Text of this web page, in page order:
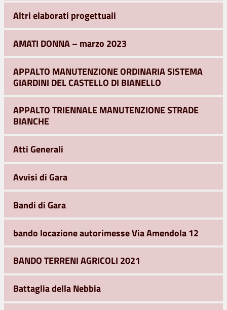
Altri elaborati progettuali
AMATI DONNA – marzo 2023
APPALTO MANUTENZIONE ORDINARIA SISTEMA
GIARDINI DEL CASTELLO DI BIANELLO
APPALTO TRIENNALE MANUTENZIONE STRADE
BIANCHE
Atti Generali
Avvisi di Gara
Bandi di Gara
bando locazione autorimesse Via Amendola 12
BANDO TERRENI AGRICOLI 2021
Battaglia della Nebbia